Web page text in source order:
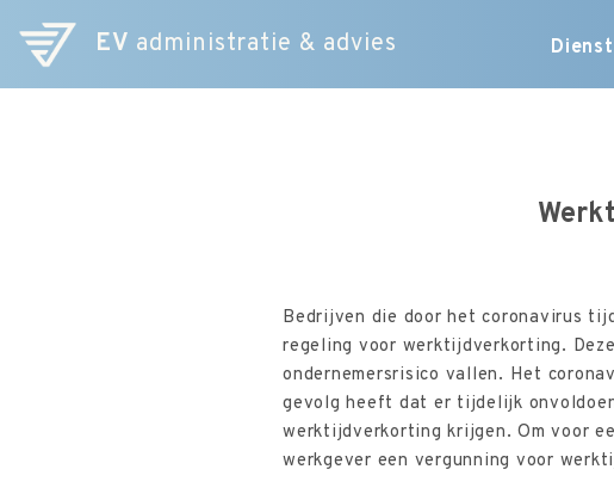
EV administratie & advies
Skip
content
Bedrijven die door het coronavirus
regeling voor werktijdverkorting.
ondernemersrisico vallen. Het
gevolg heeft dat er tijdelijk
werktijdverkorting krijgen. Om voor
werkgever een vergunning voor